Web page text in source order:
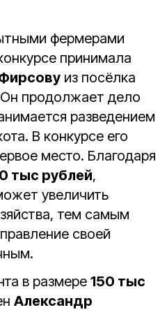
фермерами
принимала
из посёлка
продолжает дело
разведением
В конкурсе его
место. Благодаря
тыс рублей,
увеличить
тем самым
своей
в размере 150 тыс
Александр